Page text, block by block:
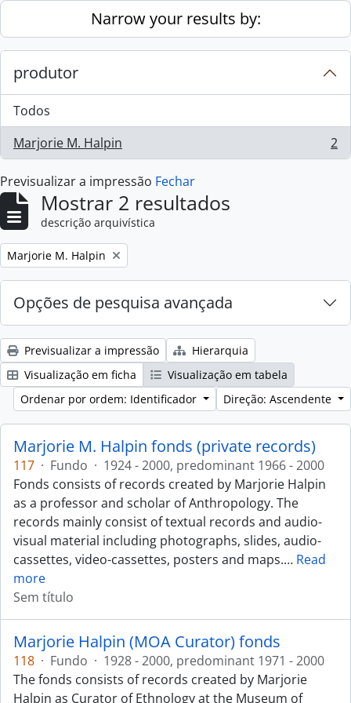
Skip to main contentNarrow your results by:
produtor
Todos
Marjorie M. Halpin
, 2 resultados 2
Previsualizar a impressão Fechar
Mostrar 2 resultados
descrição arquivística
Remove filter:
Marjorie M. Halpin
Opções de pesquisa avançada
Previsualizar a impressão
Hierarquia
Visualização em ficha
Visualização em tabela
Ordenar por ordem: Identificador
Direção: Ascendente
Marjorie M. Halpin fonds (private records)
117 · Fundo · 1924 - 2000, predominant 1966 - 2000
Fonds consists of records created by Marjorie Halpin
as a professor and scholar of Anthropology. The
records mainly consist of textual records and audio-
visual material including photographs, slides, audio-
cassettes, video-cassettes, posters and maps.… Read
more
Sem título
Marjorie Halpin (MOA Curator) fonds
118 · Fundo · 1928 - 2000, predominant 1971 - 2000
The fonds consists of records created by Marjorie
Halpin as Curator of Ethnology at the Museum of